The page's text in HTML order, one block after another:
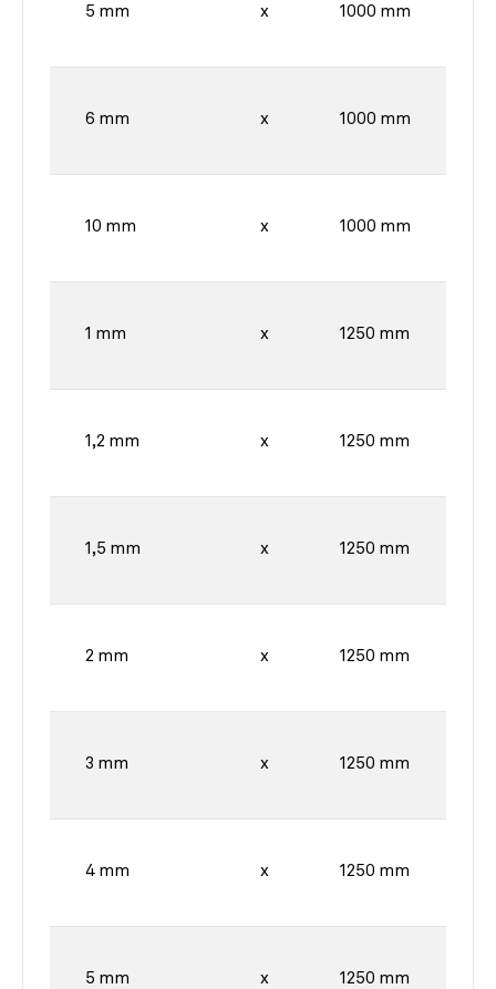
5 mm x 1000 mm
6 mm x 1000 mm
10 mm x 1000 mm
1 mm x 1250 mm
1,2 mm x 1250 mm
1,5 mm x 1250 mm
2 mm x 1250 mm
3 mm x 1250 mm
4 mm x 1250 mm
5 mm x 1250 mm